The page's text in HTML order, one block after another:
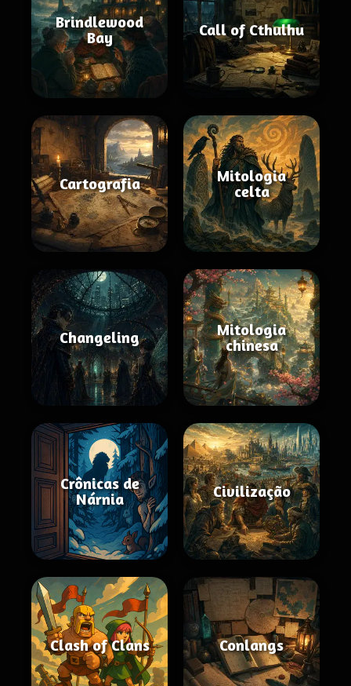
Brindlewood
Bay
Call of Cthulhu
Cartografia
Mitologia
celta
Changeling
Mitologia
chinesa
Crônicas de
Nárnia
Civilização
Clash of Clans Conlangs